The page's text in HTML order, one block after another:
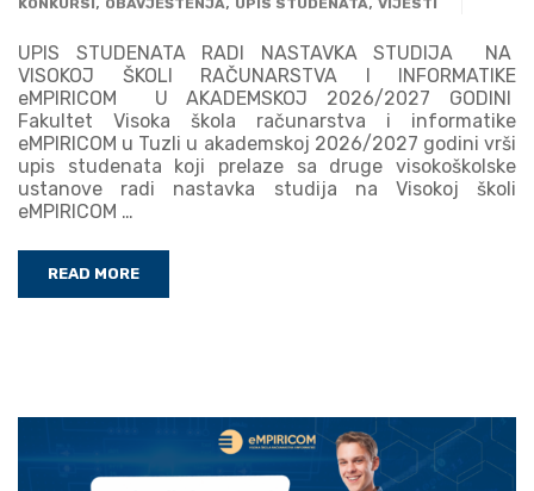
KONKURSI
OBAVJEŠTENJA UPIS STUDENATA VIJESTI
UPIS STUDENATA RADI NASTAVKA STUDIJA NA
VISOKOJ ŠKOLI RAČUNARSTVA I INFORMATIKE
eMPIRICOM U AKADEMSKOJ 2026/2027 GODINI
Fakultet Visoka škola računarstva i informatike
eMPIRICOM u Tuzli u akademskoj 2026/2027 godini vrši
upis studenata koji prelaze sa druge visokoškolske
ustanove radi nastavka studija na Visokoj školi
eMPIRICOM …
READ MORE